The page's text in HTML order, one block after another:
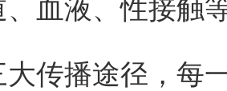
血液、性接触
传播途径，每